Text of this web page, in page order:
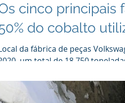
cinco principais
do cobalto
da fábrica de peças
um total de 18.750